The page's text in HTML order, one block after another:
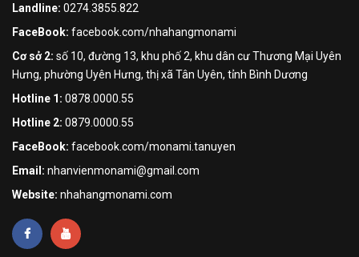
Landline: 0274.3855.822
FaceBook: facebook.com/nhahangmonami
Cơ sở 2: số 10, đường 13, khu phố 2, khu dân cư Thương Mại Uyên
Hưng, phường Uyên Hưng, thị xã Tân Uyên, tỉnh Bình Dương
Hotline 1: 0878.0000.55
Hotline 2: 0879.0000.55
FaceBook: facebook.com/monami.tanuyen
Email: nhanvienmonami@gmail.com
Website: nhahangmonami.com